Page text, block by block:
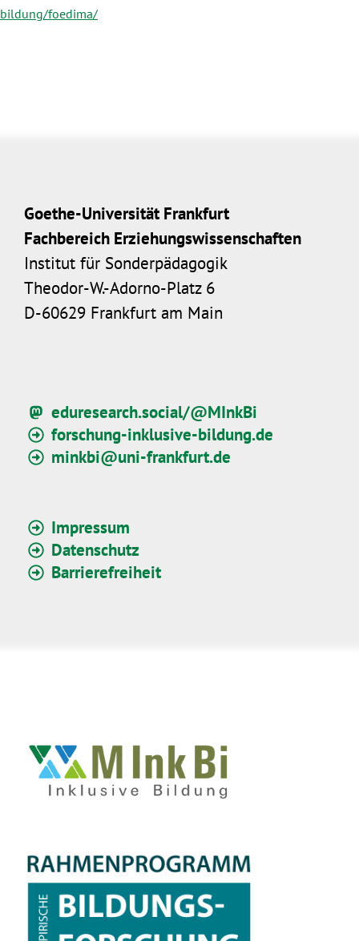
bildung/foedima/
Goethe-Universität Frankfurt
Fachbereich Erziehungswissenschaften
Institut für Sonderpädagogik
Theodor-W.-Adorno-Platz 6
D-60629 Frankfurt am Main
eduresearch.social/@MInkBi
forschung-inklusive-bildung.de
minkbi@uni-frankfurt.de
Impressum
Datenschutz
Barrierefreiheit